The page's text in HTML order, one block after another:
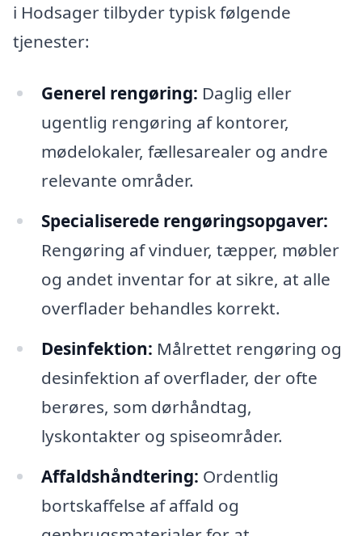
i Hodsager tilbyder typisk følgende
tjenester:
Generel rengøring: Daglig eller
ugentlig rengøring af kontorer,
mødelokaler, fællesarealer og andre
relevante områder.
Specialiserede rengøringsopgaver:
Rengøring af vinduer, tæpper, møbler
og andet inventar for at sikre, at alle
overflader behandles korrekt.
Desinfektion: Målrettet rengøring og
desinfektion af overflader, der ofte
berøres, som dørhåndtag,
lyskontakter og spiseområder.
Affaldshåndtering: Ordentlig
bortskaffelse af affald og